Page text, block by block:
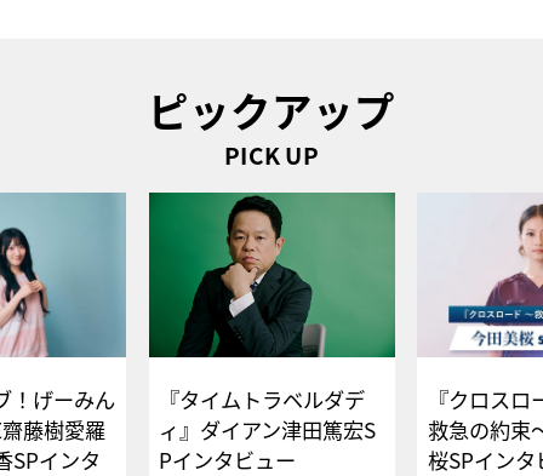
ピックアップ
PICK UP
！げーみん
藤樹愛羅
SPインタ
『タイムトラベルダデ
ィ』ダイアン津田篤宏S
Pインタビュー
『クロス
救急の約束
桜SPイ